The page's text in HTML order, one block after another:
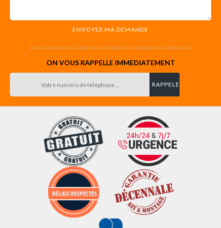
ON VOUS RAPPELLE IMMEDIATEMENT